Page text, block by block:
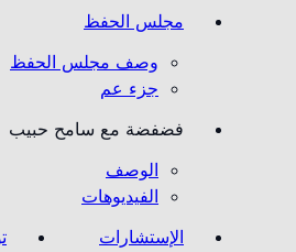
مجلس الحفظ
وصف مجلس الحفظ
جزء عم
فضفضة مع سامح حبيب
الوصف
الفيديوهات
الإستشارات